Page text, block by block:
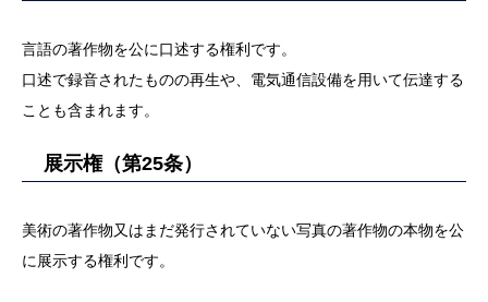
言語の著作物を公に口述する権利です。
口述で録音されたものの再生や、電気通信設備を用いて伝達する
ことも含まれます。
展示権（第25条）
美術の著作物又はまだ発行されていない写真の著作物の本物を公
に展示する権利です。